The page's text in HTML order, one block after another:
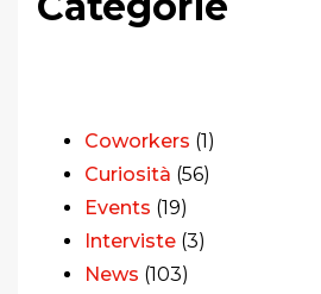
Coworkers (1)
Curiosità (56)
Events (19)
Interviste (3)
News (103)